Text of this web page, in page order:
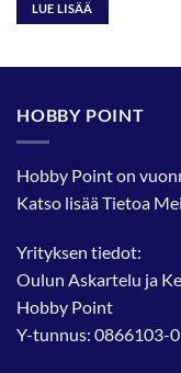
LUE LISÄÄ
HOBBY POINT
Hobby Point on
Katso lisääTietoa
Yrityksen tiedot:
Oulun Askartelu ja
Hobby Point
Y-tunnus: 0866103-0